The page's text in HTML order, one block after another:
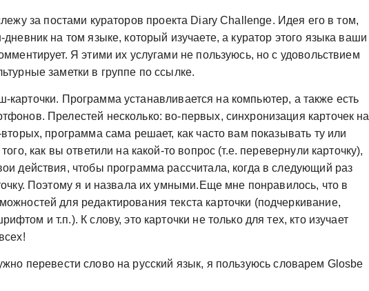
за постами кураторов проекта Diary Challenge. Идея его в том,
на том языке, который изучаете, а куратор этого языка ваши
Я этими их услугами не пользуюсь, но с удовольствием
заметки в группе по ссылке.
Программа устанавливается на компьютер, а также есть
Прелестей несколько: во-первых, синхронизация карточек на
программа сама решает, как часто вам показывать ту или
как вы ответили на какой-то вопрос (т.е. перевернули карточку),
действия, чтобы программа рассчитала, когда в следующий раз
Поэтому я и назвала их умными.Еще мне понравилось, что в
для редактирования текста карточки (подчеркивание,
и т.п.). К слову, это карточки не только для тех, кто изучает
перевести слово на русский язык, я пользуюсь словарем Glosbe